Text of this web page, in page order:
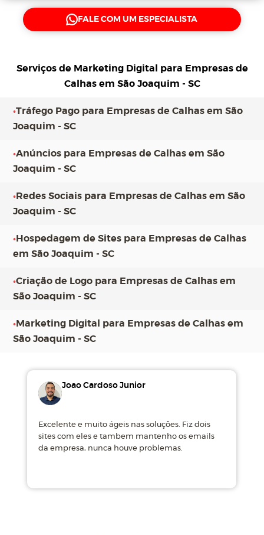
FALE COM UM ESPECIALISTA
Serviços de Marketing Digital para Empresas de
Calhas em São Joaquim - SC
•Tráfego Pago para Empresas de Calhas em São
Joaquim - SC
•Anúncios para Empresas de Calhas em São
Joaquim - SC
•Redes Sociais para Empresas de Calhas em São
Joaquim - SC
•Hospedagem de Sites para Empresas de Calhas
em São Joaquim - SC
•Criação de Logo para Empresas de Calhas em
São Joaquim - SC
•Marketing Digital para Empresas de Calhas em
São Joaquim - SC
Joao Cardoso Junior
Excelente e muito ágeis nas soluções. Fiz dois
sites com eles e tambem mantenho os emails
da empresa, nunca houve problemas.